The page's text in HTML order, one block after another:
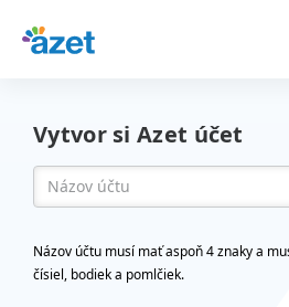
Vytvor si Azet účet
Názov účtu musí mať aspoň 4 znaky a
čísiel, bodiek a pomlčiek.